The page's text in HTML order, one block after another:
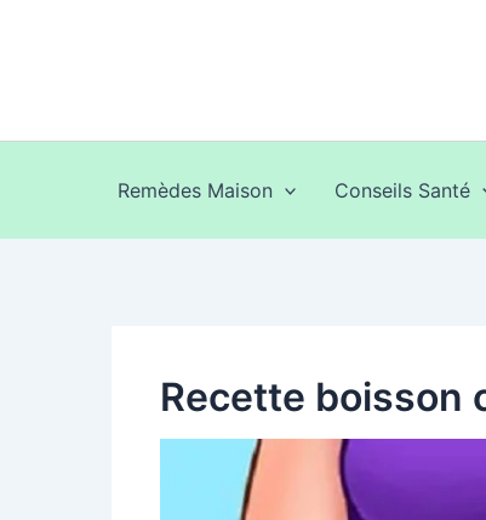
Remèdes Maison Conseils Santé
Recette boisson